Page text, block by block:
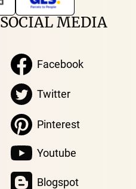
SOCIAL MEDIA
Facebook
Twitter
Pinterest
Youtube
Blogspot